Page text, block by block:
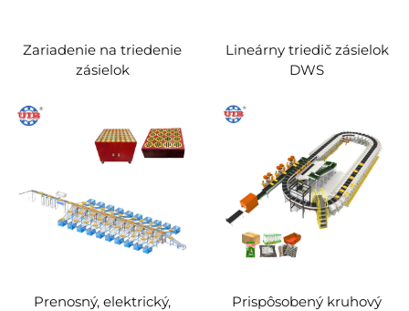
Zariadenie na triedenie
zásielok
Lineárny triedič zásielok
DWS
Prenosný, elektrický,
Prispôsobený kruhový